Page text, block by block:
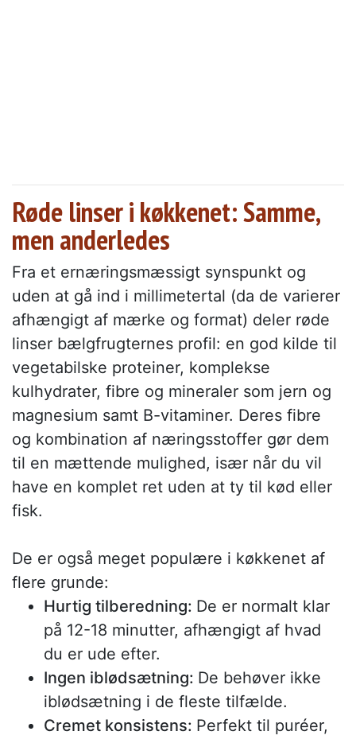
Røde linser i køkkenet: Samme,
men anderledes
Fra et ernæringsmæssigt synspunkt og
uden at gå ind i millimetertal (da de varierer
afhængigt af mærke og format) deler røde
linser bælgfrugternes profil: en god kilde til
vegetabilske proteiner, komplekse
kulhydrater, fibre og mineraler som jern og
magnesium samt B-vitaminer. Deres fibre
og kombination af næringsstoffer gør dem
til en mættende mulighed, især når du vil
have en komplet ret uden at ty til kød eller
fisk.
De er også meget populære i køkkenet af
flere grunde:
Hurtig tilberedning: De er normalt klar
på 12-18 minutter, afhængigt af hvad
du er ude efter.
Ingen iblødsætning: De behøver ikke
iblødsætning i de fleste tilfælde.
Cremet konsistens: Perfekt til puréer,